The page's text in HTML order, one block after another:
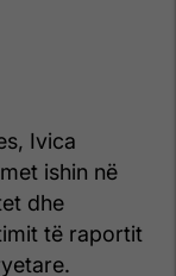
Ivica
ishin në
dhe
të raportit